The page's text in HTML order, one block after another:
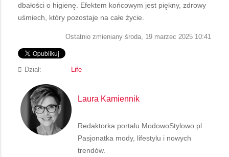
dbałości o higienę. Efektem końcowym jest piękny, zdrowy
uśmiech, który pozostaje na całe życie.
Ostatnio zmieniany środa, 19 marzec 2025 10:41
Dział: Life
Laura Kamiennik
Redaktorka portalu ModowoStylowo.pl
Pasjonatka mody, lifestylu i nowych
trendów.